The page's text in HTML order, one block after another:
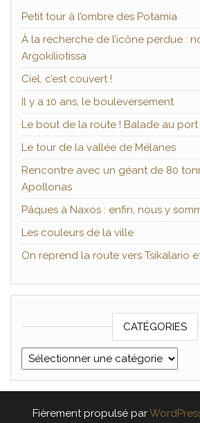
Petit tour à l’ombre des Potamia
À la recherche de l’icône perdue :
Argokiliotissa
Ciel, c’est couvert !
Il y a 10 ans, le bouleversement
Le bout de la route ! Balade au
Le tour de la vallée de Mélanes
Rencontre avec un géant de 80
Apollonas
Pâques à Naxos : enfin, nous y
Les couleurs de la ville
On reprend la route vers Tsikalario
CATÉGORIES
Catégories
Fièrement propulsé par